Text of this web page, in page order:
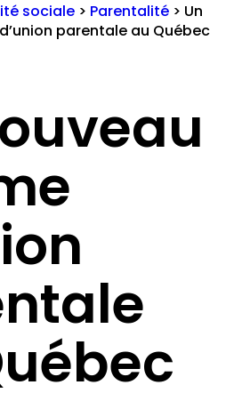
sociale > Parentalité > Un
parentale au Québec